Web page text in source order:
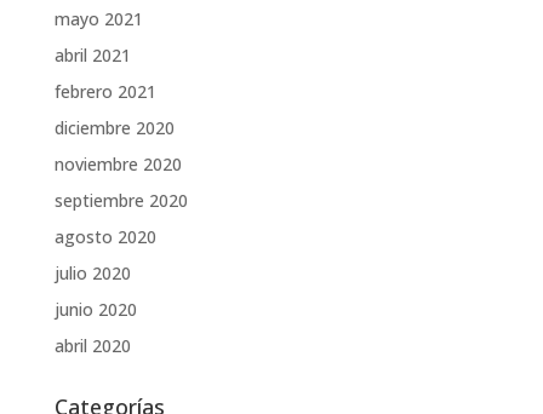
mayo 2021
abril 2021
febrero 2021
diciembre 2020
noviembre 2020
septiembre 2020
agosto 2020
julio 2020
junio 2020
abril 2020
Categorías